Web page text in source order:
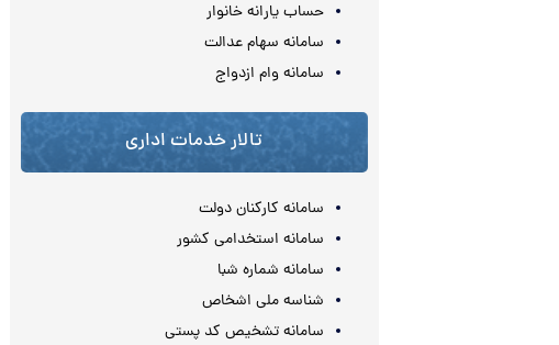
حساب یارانه خانوار
سامانه سهام عدالت
سامانه وام ازدواج
تالار خدمات اداری
سامانه کارکنان دولت
سامانه استخدامی کشور
سامانه شماره شبا
شناسه ملی اشخاص
سامانه تشخیص کد پستی